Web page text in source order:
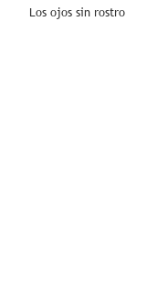
Los ojos sin rostro